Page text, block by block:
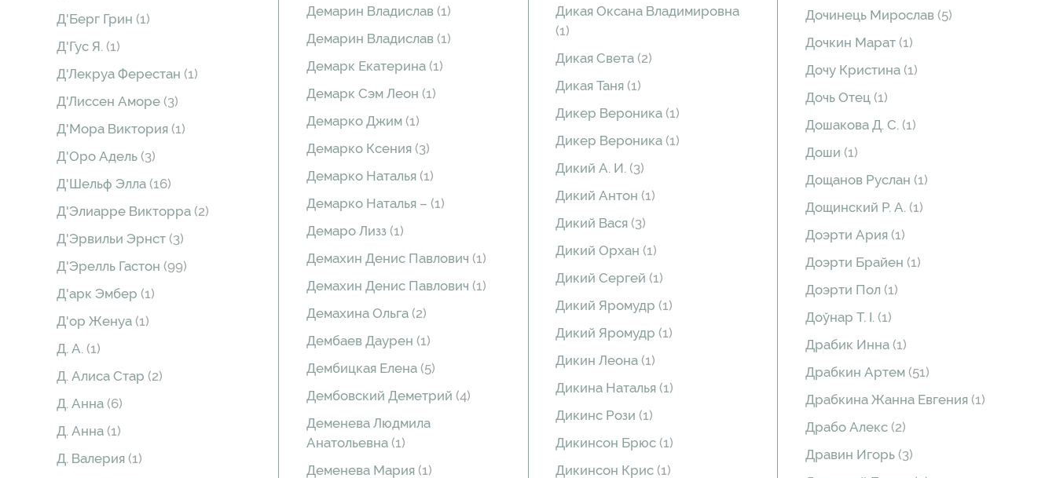
Д'Берг Грин (1)
Д'Гус Я. (1)
Д'Лекруа Ферестан (1)
Д'Лиссен Аморе (3)
Д'Мора Виктория (1)
Д'Оро Адель (3)
Д'Шельф Элла (16)
Д'Элиарре Викторра (2)
Д'Эрвильи Эрнст (3)
Д'Эрелль Гастон (99)
Д'арк Эмбер (1)
Д'ор Женуа (1)
Д. А. (1)
Д. Алиса Стар (2)
Д. Анна (6)
Д. Анна (1)
Д. Валерия (1)
Демарин Владислав (1)
Демарин Владислав (1)
Демарк Екатерина (1)
Демарк Сэм Леон (1)
Демарко Джим (1)
Демарко Ксения (3)
Демарко Наталья (1)
Демарко Наталья – (1)
Демаро Лизз (1)
Демахин Денис Павлович (1)
Демахин Денис Павлович (1)
Демахина Ольга (2)
Дембаев Даурен (1)
Дембицкая Елена (5)
Дембовский Деметрий (4)
Деменева Людмила
Анатольевна (1)
Деменева Мария (1)
Дикая Оксана Владимировна
(1)
Дикая Света (2)
Дикая Таня (1)
Дикер Вероника (1)
Дикер Вероника (1)
Дикий А. И. (3)
Дикий Антон (1)
Дикий Вася (3)
Дикий Орхан (1)
Дикий Сергей (1)
Дикий Яромудр (1)
Дикий Яромудр (1)
Дикин Леона (1)
Дикина Наталья (1)
Дикинс Рози (1)
Дикинсон Брюс (1)
Дикинсон Крис (1)
Дочинець Мирослав (5)
Дочкин Марат (1)
Дочу Кристина (1)
Дочь Отец (1)
Дошакова Д. С. (1)
Доши (1)
Дощанов Руслан (1)
Дощинский Р. А. (1)
Доэрти Ария (1)
Доэрти Брайен (1)
Доэрти Пол (1)
Доўнар Т. І. (1)
Драбик Инна (1)
Драбкин Артем (51)
Драбкина Жанна Евгения (1)
Драбо Алекс (2)
Дравин Игорь (3)